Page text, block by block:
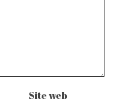
Site web